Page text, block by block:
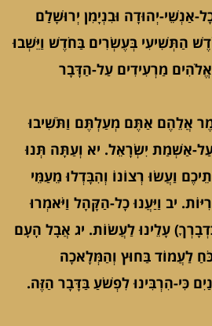
אַנְשֵׁי-יְהוּדָה וּבִנְיָמִן יְרוּשָׁלִַם
הַתְּשִׁיעִי בְּעֶשְׂרִים בַּחֹדֶשׁ וַיֵּשְׁבוּ
מַרְעִידִים עַל-הַדָּבָר
אֲלֵהֶם אַתֶּם מְעַלְתֶּם וַתֹּשִׁיבוּ
עַל-אַשְׁמַת יִשְׂרָאֵל. יא וְעַתָּה תְּנוּ
וַעֲשׂוּ רְצוֹנוֹ וְהִבָּדְלוּ מֵעַמֵּי
יב וַיַּעֲנוּ כָל-הַקָּהָל וַיֹּאמְרוּ
עָלֵינוּ לַעֲשׂוֹת. יג אֲבָל הָעָם
לַעֲמוֹד בַּחוּץ וְהַמְּלָאכָה
כִּי-הִרְבִּינוּ לִפְשֹׁעַ בַּדָּבָר הַזֶּה.